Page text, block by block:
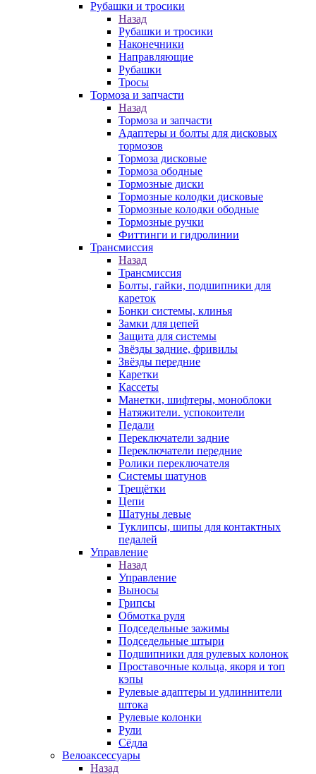
Рубашки и тросики
Назад
Рубашки и тросики
Наконечники
Направляющие
Рубашки
Тросы
Тормоза и запчасти
Назад
Тормоза и запчасти
Адаптеры и болты для дисковых
тормозов
Тормоза дисковые
Тормоза ободные
Тормозные диски
Тормозные колодки дисковые
Тормозные колодки ободные
Тормозные ручки
Фиттинги и гидролинии
Трансмиссия
Назад
Трансмиссия
Болты, гайки, подшипники для
кареток
Бонки системы, клинья
Замки для цепей
Защита для системы
Звёзды задние, фривилы
Звёзды передние
Каретки
Кассеты
Манетки, шифтеры, моноблоки
Натяжители. успокоители
Педали
Переключатели задние
Переключатели передние
Ролики переключателя
Системы шатунов
Трещётки
Цепи
Шатуны левые
Туклипсы, шипы для контактных
педалей
Управление
Назад
Управление
Выносы
Грипсы
Обмотка руля
Подседельные зажимы
Подседельные штыри
Подшипники для рулевых колонок
Проставочные кольца, якоря и топ
кэпы
Рулевые адаптеры и удлиннители
штока
Рулевые колонки
Рули
Сёдла
Велоаксессуары
Назад